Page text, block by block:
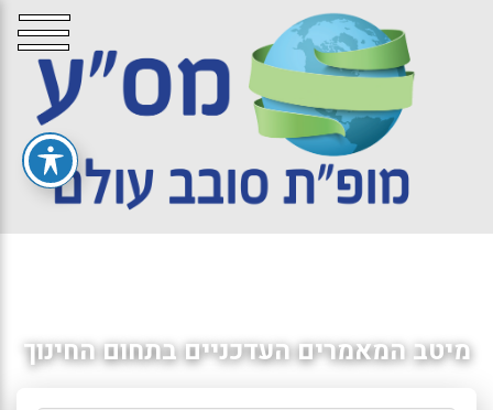
מיטב המאמרים העדכניים בתחום החינוך